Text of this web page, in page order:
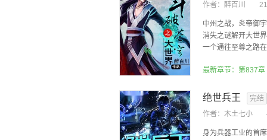
作者： 醉百川
中州之战，炎帝御
消失之谜解开大世
一个通往至尊之路
最新章节：第837
绝世兵王
完结
作者： 木土七小
身为兵器工业的首